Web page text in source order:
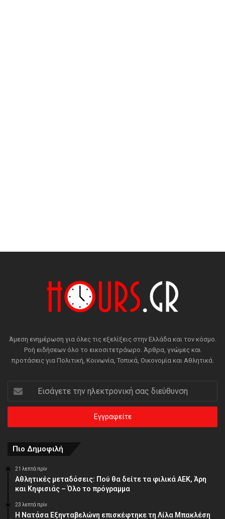
Άμεση ενημέρωση για όλες τις εξελίξεις στην Ελλάδα και τον κόσμο.
Ροή ειδήσεων όλο το εικοσιτετράωρο. Άρθρα, γνώμες και
προτάσεις για Πολιτική, Κοινωνία, Τοπικά, Οικονομία και Αθλητικά.
την
ηλεκτρονική
διεύθυνση
Πιο Δημοφιλή
21 λεπτά πρίν
Αθλητικές μεταδόσεις: Πού θα δείτε τα φιλικά ΑΕΚ, Άρη
και Κηφισιάς – Όλο το πρόγραμμα
23 λεπτά πρίν
Η Νατάσα Εξηνταβελώνη επισκέφτηκε τη Λίλα Μπακλέση